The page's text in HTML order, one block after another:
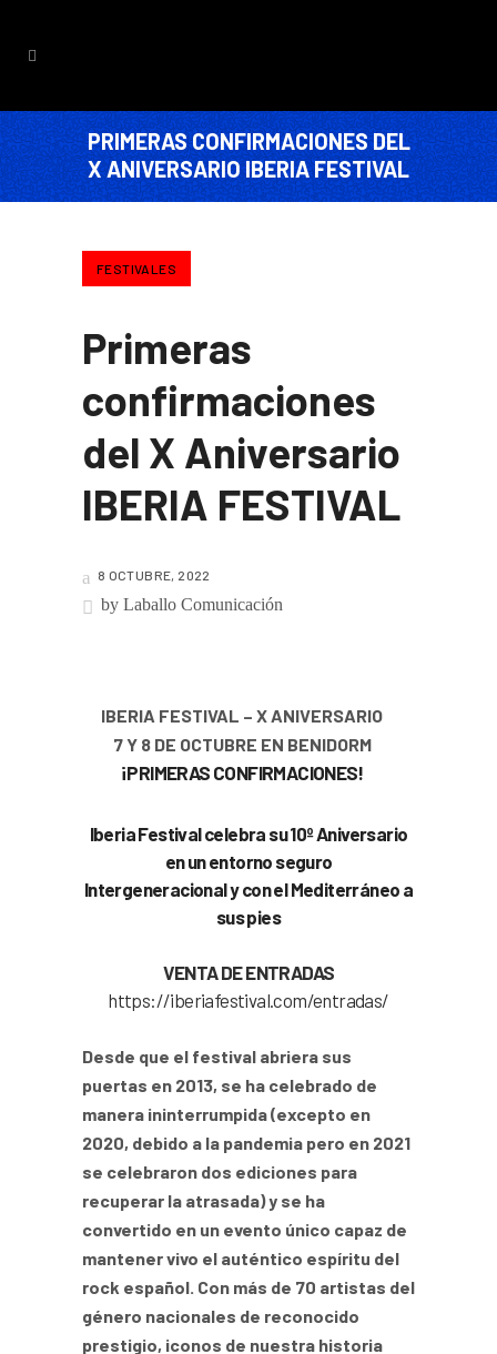
PRIMERAS CONFIRMACIONES DEL
X ANIVERSARIO IBERIA FESTIVAL
FESTIVALES
Primeras
confirmaciones
del X Aniversario
IBERIA FESTIVAL
8 OCTUBRE, 2022
by Laballo Comunicación
IBERIA FESTIVAL – X ANIVERSARIO
7 Y 8 DE OCTUBRE EN BENIDORM
¡PRIMERAS CONFIRMACIONES!
Iberia Festival celebra su 10º Aniversario
en un entorno seguro
Intergeneracional y con el Mediterráneo a
sus pies
VENTA DE ENTRADAS
https://iberiafestival.com/entradas/
Desde que el festival abriera sus
puertas en 2013, se ha celebrado de
manera ininterrumpida (excepto en
2020, debido a la pandemia pero en 2021
se celebraron dos ediciones para
recuperar la atrasada) y se ha
convertido en un evento único capaz de
mantener vivo el auténtico espíritu del
rock español. Con más de 70 artistas del
género nacionales de reconocido
prestigio, iconos de nuestra historia